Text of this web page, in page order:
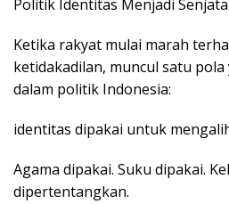
Politik Identitas Menjadi
Ketika rakyat mulai marah
ketidakadilan, muncul satu
dalam politik Indonesia:
identitas dipakai untuk
Agama dipakai. Suku dipakai.
dipertentangkan.